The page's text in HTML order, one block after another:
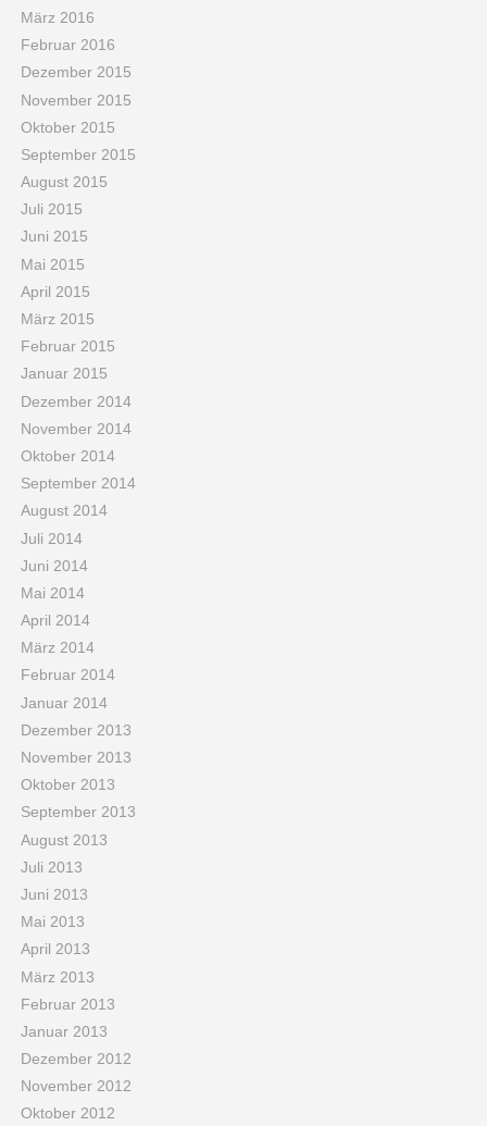
März 2016
Februar 2016
Dezember 2015
November 2015
Oktober 2015
September 2015
August 2015
Juli 2015
Juni 2015
Mai 2015
April 2015
März 2015
Februar 2015
Januar 2015
Dezember 2014
November 2014
Oktober 2014
September 2014
August 2014
Juli 2014
Juni 2014
Mai 2014
April 2014
März 2014
Februar 2014
Januar 2014
Dezember 2013
November 2013
Oktober 2013
September 2013
August 2013
Juli 2013
Juni 2013
Mai 2013
April 2013
März 2013
Februar 2013
Januar 2013
Dezember 2012
November 2012
Oktober 2012